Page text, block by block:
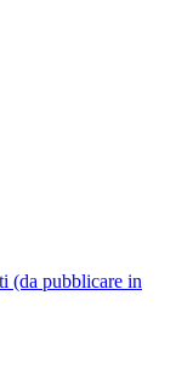
(da pubblicare in